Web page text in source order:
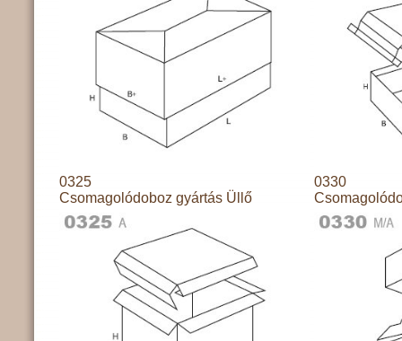
0325
Csomagolódoboz gyártás Üllő
0330